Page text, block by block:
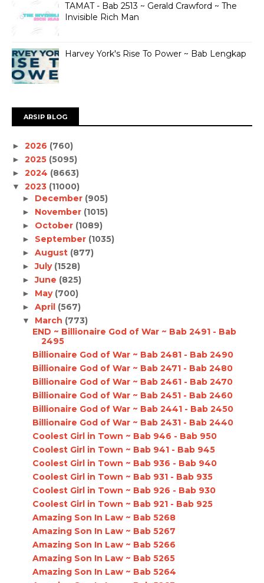
TAMAT - Bab 2513 ~ Gerald Crawford ~ The
Invisible Rich Man
Harvey York's Rise To Power ~ Bab Lengkap
ARSIP BLOG
► 2026 (760)
► 2025 (5095)
► 2024 (8663)
▼ 2023 (11000)
► December (905)
► November (1015)
► October (1089)
► September (1035)
► August (877)
►July (1528)
►June (825)
► May (700)
► April (567)
▼ March (773)
END ~ Billionaire God of War ~ Bab 2491 - Bab
2495
Billionaire God of War ~ Bab 2481 - Bab 2490
Billionaire God of War ~ Bab 2471 - Bab 2480
Billionaire God of War ~ Bab 2461 - Bab 2470
Billionaire God of War ~ Bab 2451 - Bab 2460
Billionaire God of War ~ Bab 2441 - Bab 2450
Billionaire God of War ~ Bab 2431 - Bab 2440
Coolest Girl in Town ~ Bab 946 - Bab 950
Coolest Girl in Town ~ Bab 941 - Bab 945
Coolest Girl in Town ~ Bab 936 - Bab 940
Coolest Girl in Town ~ Bab 931 - Bab 935
Coolest Girl in Town ~ Bab 926 - Bab 930
Coolest Girl in Town ~ Bab 921 - Bab 925
Amazing Son In Law ~ Bab 5268
Amazing Son In Law ~ Bab 5267
Amazing Son In Law ~ Bab 5266
Amazing Son In Law ~ Bab 5265
Amazing Son In Law ~ Bab 5264